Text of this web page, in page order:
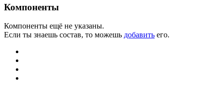
Компоненты
Компоненты ещё не указаны.
Если ты знаешь состав, то можешь добавить его.